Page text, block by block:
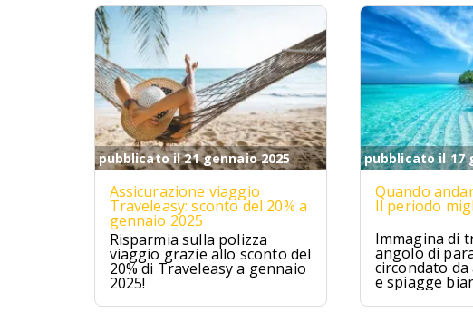
pubblicato il 21 gennaio 2025
Assicurazione viaggio
Traveleasy: sconto del 20% a
gennaio 2025
Risparmia sulla polizza
viaggio grazie allo sconto del
20% di Traveleasy a gennaio
2025!
pubblicato il 17
Quando
Il periodo
Immagina di
angolo di
circondato da
e spiagge
Maldive sono
questo, un